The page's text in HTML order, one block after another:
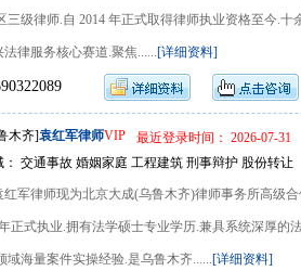
三级律师.自 2014 年正式取得律师执业资格至今.
法律服务核心赛道.聚焦......[详细资料]
木齐]袁红军律师VIP 最近登录时间： 2026-07-31
： 交通事故 婚姻家庭 工程建筑 刑事辩护 股份转让
红军律师现为北京大成(乌鲁木齐)律师事务所高级
正式执业.拥有法学硕士专业学历.兼具系统深厚的
域海量案件实操经验.是乌鲁木齐......[详细资料]